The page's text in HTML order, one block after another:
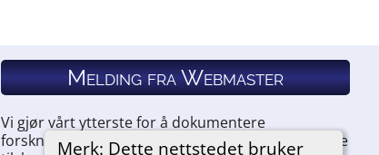
Merk: Dette nettstedet bruker
Melding fra Webmaster
Vi gjør vårt ytterste for å dokumentere
forskningen vår. Hvis du har noe du ønsker å legge